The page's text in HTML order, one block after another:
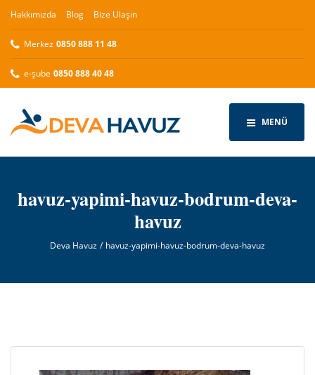
Hakkımızda Blog Bize Ulaşın
Merkez 0850 888 11 48
e-şube 0850 888 40 48
MENÜ
havuz-yapimi-havuz-bodrum-deva-
havuz
Deva Havuz havuz-yapimi-havuz-bodrum-deva-havuz